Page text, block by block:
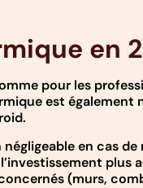
en
pour les
est également
en cas
plus
(murs,